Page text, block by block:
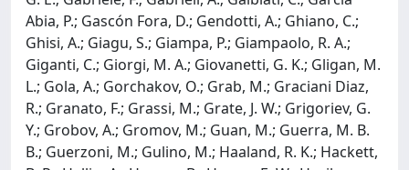
Abia, P.; Gascón Fora, D.; Gendotti, A.; Ghiano, C.;
Ghisi, A.; Giagu, S.; Giampa, P.; Giampaolo, R. A.;
Giganti, C.; Giorgi, M. A.; Giovanetti, G. K.; Gligan, M.
L.; Gola, A.; Gorchakov, O.; Grab, M.; Graciani Diaz,
R.; Granato, F.; Grassi, M.; Grate, J. W.; Grigoriev, G.
Y.; Grobov, A.; Gromov, M.; Guan, M.; Guerra, M. B.
B.; Guerzoni, M.; Gulino, M.; Haaland, R. K.; Hackett,